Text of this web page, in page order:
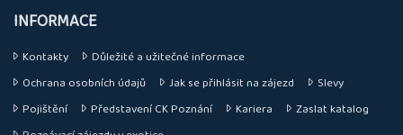
INFORMACE
Kontakty
Důležité a užitečné informace
Ochrana osobních údajů
Jak se přihlásit na zájezd
Slevy
Pojištění
Představení CK Poznání Kariera
Zaslat katalog